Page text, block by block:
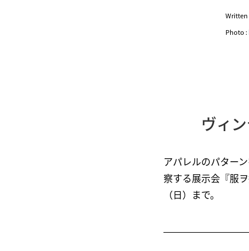
Written
Photo :
ヴィ
アパレルのパター
察する展示会『服
（日）まで。